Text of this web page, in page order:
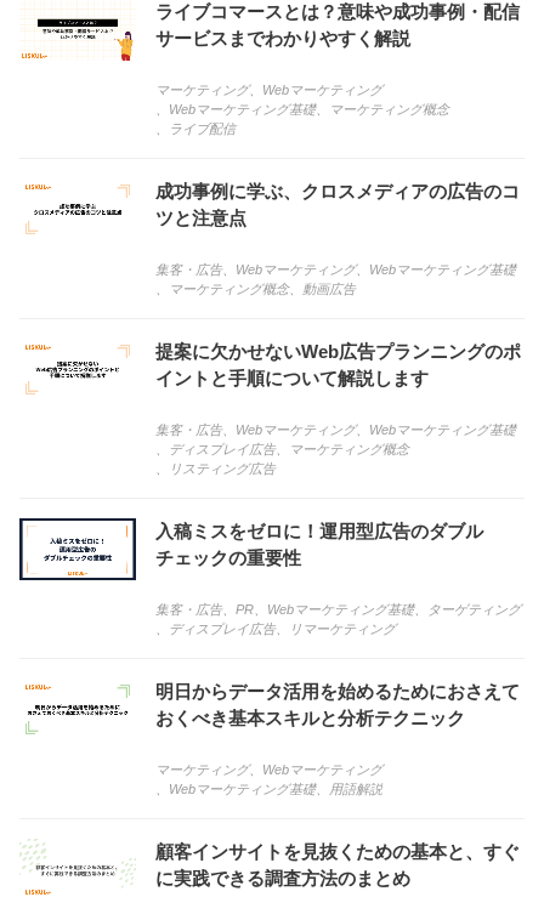
ライブコマースとは？意味や成功事例・配信
サービスまでわかりやすく解説
マーケティング、 Webマーケティング
Webマーケティング基礎、
マーケティング概念
ライブ配信
成功事例に学ぶ、クロスメディアの広告のコ
ツと注意点
集客・広告、 Webマーケティング、 Webマーケティング基礎
マーケティング概念、 動画広告
提案に欠かせないWeb広告プランニングのポ
イントと手順について解説します
集客・広告、 Webマーケティング、 Webマーケティング基礎
ディスプレイ広告、
マーケティング概念
リスティング広告
入稿ミスをゼロに！運用型広告のダブル
チェックの重要性
集客・広告、 PR Webマーケティング基礎、
ターゲティング
ディスプレイ広告、 リマーケティング
明日からデータ活用を始めるためにおさえて
おくべき基本スキルと分析テクニック
マーケティング、 Webマーケティング
Webマーケティング基礎、 用語解説
顧客インサイトを見抜くための基本と、すぐ
に実践できる調査方法のまとめ